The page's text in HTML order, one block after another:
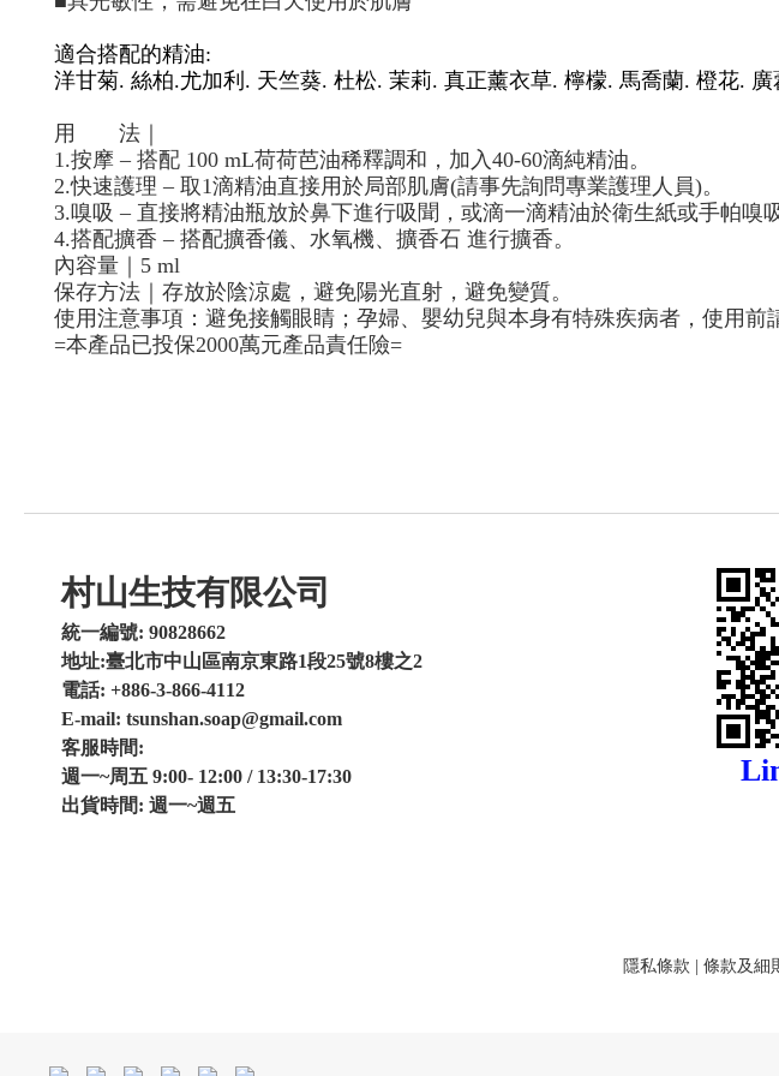
適合搭配的精油:
洋甘菊. 絲柏.尤加利 . 天竺葵. 杜松. 茉莉. 真正薰衣草. 檸檬. 馬喬蘭. 橙花. 廣
用
法｜
1.按摩 – 搭配 100 mL荷荷芭油稀釋調和，加入40-60滴純精油。
2.快速護理 – 取1滴精油直接用於局部肌膚(請事先詢問專業護理人員)。
3.嗅吸 – 直接將精油瓶放於鼻下進行吸聞，或滴一滴精油於衛生紙或手帕嗅吸
4.搭配擴香 – 搭配擴香儀、水氧機、擴香石 進行擴香。
內容量｜ 5 ml
保存方法｜存放於陰涼處，避免陽光直射，避免變質。
使用注意事項：避免接觸眼睛；孕婦、嬰幼兒與本身有特殊疾病者，使用
=本產品已投保2000萬元產品責任險=
村山生技有限公司
統一編號: 90828662
地址:臺北市中山區南京東路1段25號8樓之2
電話: +886-3-866-4112
E-mail: tsunshan.soap@gmail.com
客服時間:
週一~周五 9:00- 12:00 / 13:30-17:30
出貨時間: 週一~週五
隱私條款 條款及細